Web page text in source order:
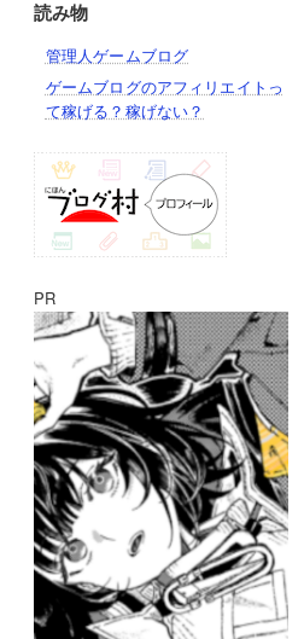
読み物
管理人ゲームブログ
ゲームブログのアフィリエイトっ
て稼げる？稼げない？
PR